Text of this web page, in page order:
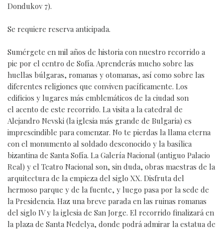
Dondukov 7).
Se requiere reserva anticipada.
Sumérgete en mil años de historia con nuestro recorrido a
pie por el centro de Sofía. Aprenderás mucho sobre las
huellas búlgaras, romanas y otomanas, así como sobre las
diferentes religiones que conviven pacíficamente. Los
edificios y lugares más emblemáticos de la ciudad son
el acento de este recorrido. La visita a la catedral de
Alejandro Nevski (la iglesia más grande de Bulgaria) es
imprescindible para comenzar. No te pierdas la llama eterna
con el monumento al soldado desconocido y la basílica
bizantina de Santa Sofía. La Galería Nacional (antiguo Palacio
Real) y el Teatro Nacional son, sin duda, obras maestras de la
arquitectura de la empieza del siglo XX. Disfruta del
hermoso parque y de la fuente, y luego pasa por la sede de
la Presidencia. Haz una breve parada en las ruinas romanas
del siglo IV y la iglesia de San Jorge. El recorrido finalizará en
la plaza de Santa Nedelya, donde podrá admirar la estatua de